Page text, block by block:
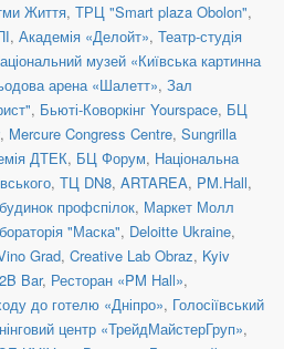
Життя, ТРЦ "Smart plaza Obolon",
, Академія «Делойт», Театр-студія
музей «Київська картинна
арена «Шалетт», Зал
, Бьюті-Коворкінг Yourspace, БЦ
, Mercure Congress Centre, Sungrilla
ДТЕК, БЦ Форум, Національна
, ТЦ DN8, ARTAREA, PM.Hall,
профспілок, Маркет Молл
"Маска", Deloitte Ukraine,
Grad, Creative Lab Obraz, Kyiv
Bar, Ресторан «PM Hall»,
до готелю «Дніпро», Голосіївський
центр «ТрейдМайстерГруп»,